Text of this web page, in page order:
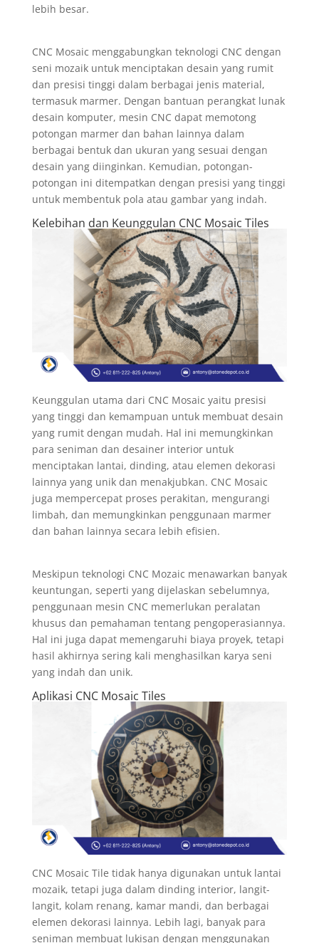
lebih besar.
CNC Mosaic menggabungkan teknologi CNC dengan
seni mozaik untuk menciptakan desain yang rumit
dan presisi tinggi dalam berbagai jenis material,
termasuk marmer. Dengan bantuan perangkat lunak
desain komputer, mesin CNC dapat memotong
potongan marmer dan bahan lainnya dalam
berbagai bentuk dan ukuran yang sesuai dengan
desain yang diinginkan. Kemudian, potongan-
potongan ini ditempatkan dengan presisi yang tinggi
untuk membentuk pola atau gambar yang indah.
Kelebihan dan Keunggulan CNC Mosaic Tiles
Keunggulan utama dari CNC Mosaic yaitu presisi
yang tinggi dan kemampuan untuk membuat desain
yang rumit dengan mudah. Hal ini memungkinkan
para seniman dan desainer interior untuk
menciptakan lantai, dinding, atau elemen dekorasi
lainnya yang unik dan menakjubkan. CNC Mosaic
juga mempercepat proses perakitan, mengurangi
limbah, dan memungkinkan penggunaan marmer
dan bahan lainnya secara lebih efisien.
Meskipun teknologi CNC Mozaic menawarkan banyak
keuntungan, seperti yang dijelaskan sebelumnya,
penggunaan mesin CNC memerlukan peralatan
khusus dan pemahaman tentang pengoperasiannya.
Hal ini juga dapat memengaruhi biaya proyek, tetapi
hasil akhirnya sering kali menghasilkan karya seni
yang indah dan unik.
Aplikasi CNC Mosaic Tiles
CNC Mosaic Tile tidak hanya digunakan untuk lantai
mozaik, tetapi juga dalam dinding interior, langit-
langit, kolam renang, kamar mandi, dan berbagai
elemen dekorasi lainnya. Lebih lagi, banyak para
seniman membuat lukisan dengan menggunakan